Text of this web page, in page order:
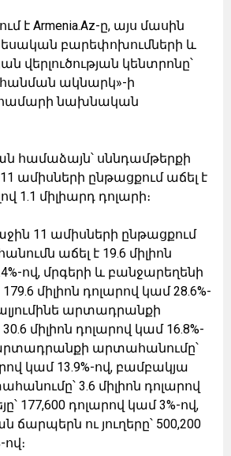
է Armenia.Az-ը, այս մասին
բարեփոխումների և
վերլուծության կենտրոնը՝
ակնարկ»-ի
համարի նախնական
համաձայն՝ սննդամթերքի
ամիսների ընթացքում աճել է
1.1 միլիարդ դոլարի։
11 ամիսների ընթացքում
աճել է 19.6 միլիոն
ով, մրգերի և բանջարեղենի
միլիոն դոլարով կամ 28.6%-
ալյումինե արտադրանքի
միլիոն դոլարով կամ 16.8%-
արտահանումը՝
կամ 13.9%-ով, բամբակյա
3.6 միլիոն դոլարով
177,600 դոլարով կամ 3%-ով,
ու յուղերը՝ 500,200